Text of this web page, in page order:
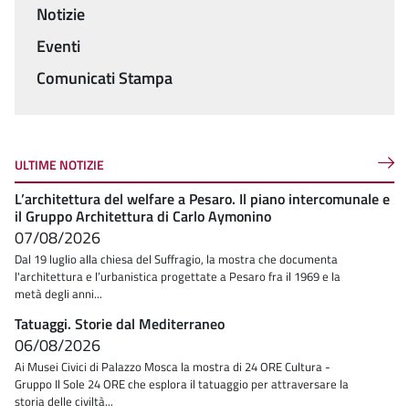
Menu
Notizie
Eventi
Comunicati Stampa
ULTIME NOTIZIE
L’architettura del welfare a Pesaro. Il piano intercomunale e
il Gruppo Architettura di Carlo Aymonino
07/08/2026
Dal 19 luglio alla chiesa del Suffragio, la mostra che documenta
l'architettura e l’urbanistica progettate a Pesaro fra il 1969 e la
metà degli anni...
Tatuaggi. Storie dal Mediterraneo
06/08/2026
Ai Musei Civici di Palazzo Mosca la mostra di 24 ORE Cultura -
Gruppo Il Sole 24 ORE che esplora il tatuaggio per attraversare la
storia delle civiltà...